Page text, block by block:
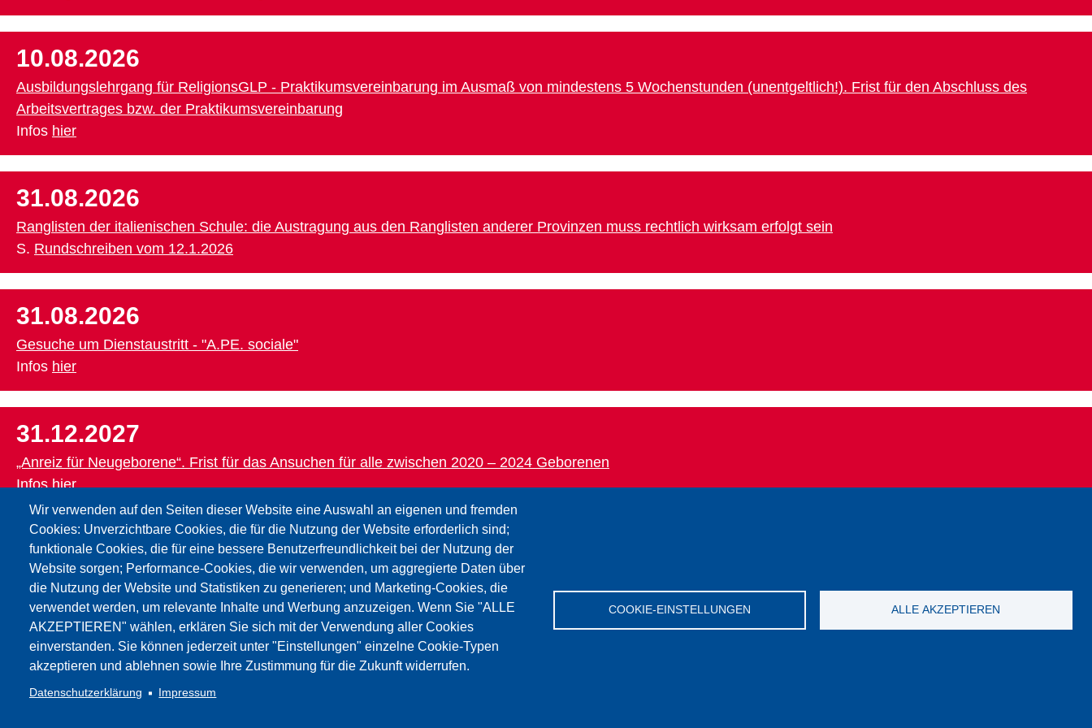
Wir verwenden auf den Seiten dieser Website eine Auswahl an eigenen und fremden
Cookies: Unverzichtbare Cookies, die für die Nutzung der Website erforderlich sind;
funktionale Cookies, die für eine bessere Benutzerfreundlichkeit bei der Nutzung der
Website sorgen; Performance-Cookies, die wir verwenden, um aggregierte Daten über
die Nutzung der Website und Statistiken zu generieren; und Marketing-Cookies, die
verwendet werden, um relevante Inhalte und Werbung anzuzeigen. Wenn Sie "ALLE
AKZEPTIEREN" wählen, erklären Sie sich mit der Verwendung aller Cookies
einverstanden. Sie können jederzeit unter "Einstellungen" einzelne Cookie-Typen
akzeptieren und ablehnen sowie Ihre Zustimmung für die Zukunft widerrufen.
Datenschutzerklärung Impressum
COOKIE-EINSTELLUNGEN ALLE AKZEPTIEREN
10.08.2026
Ausbildungslehrgang für ReligionsGLP - Praktikumsvereinbarung im Ausmaß von mindestens 5 Wochenstunden (unentgeltlich!). Frist für den Abschluss des
Arbeitsvertrages bzw. der Praktikumsvereinbarung
Infos hier
31.08.2026
Ranglisten der italienischen Schule: die Austragung aus den Ranglisten anderer Provinzen muss rechtlich wirksam erfolgt sein
S. Rundschreiben vom 12.1.2026
31.08.2026
Gesuche um Dienstaustritt - "A.PE. sociale"
Infos hier
31.12.2027
„Anreiz für Neugeborene“. Frist für das Ansuchen für alle zwischen 2020 ‒ 2024 Geborenen
Infoshier
30.04.2029
Lehrbefähigender Ausbildungskurs für Deutsch in der italienischen Grundschule (2026/29) - Auflösung der Vorbehalte (Anerkennung ausländischer Studientitel)
Infoshier
ImpressumWeb-Seite:Cookies PrivacyGBW / FLC - Gewerkschaft Wissenschaft und Bildung Südtirol